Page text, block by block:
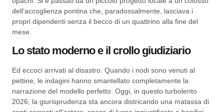
dell’accoglienza pontina che, paradossalmente, lasciava i
propri dipendenti senza il becco di un quattrino alla fine del
mese.
Lo stato moderno e il crollo giudiziario
Ed eccoci arrivati al disastro. Quando i nodi sono venuti al
pettine, le indagini hanno smantellato completamente la
narrazione del modello perfetto. Oggi, in questo turbolento
2026, la giurisprudenza sta ancora districando una matassa di